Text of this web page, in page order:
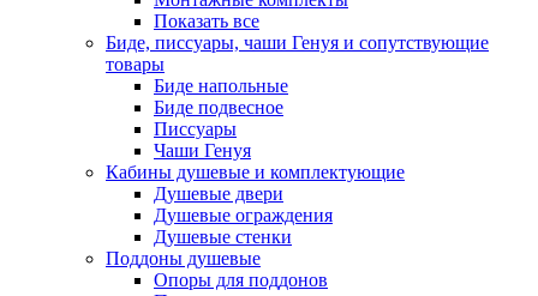
Показать все
Биде, писсуары, чаши Генуя и сопутствующие
товары
Биде напольные
Биде подвесное
Писсуары
Чаши Генуя
Кабины душевые и комплектующие
Душевые двери
Душевые ограждения
Душевые стенки
Поддоны душевые
Опоры для поддонов